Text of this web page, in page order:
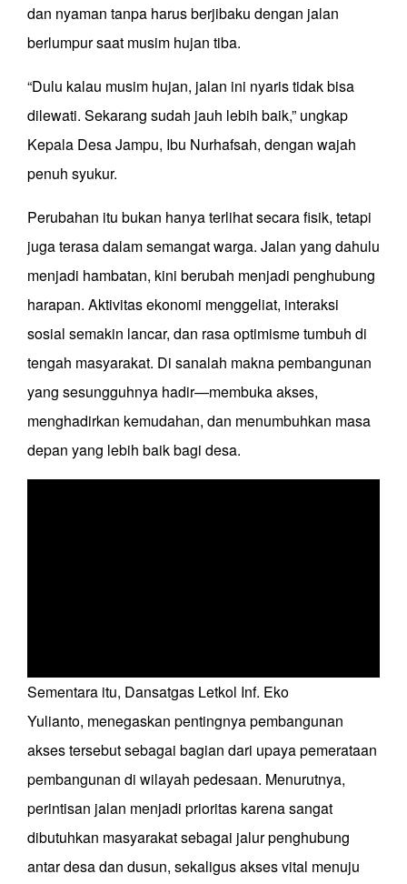
dan nyaman tanpa harus berjibaku dengan jalan
berlumpur saat musim hujan tiba.
“Dulu kalau musim hujan, jalan ini nyaris tidak bisa
dilewati. Sekarang sudah jauh lebih baik,” ungkap
Kepala Desa Jampu, Ibu Nurhafsah, dengan wajah
penuh syukur.
Perubahan itu bukan hanya terlihat secara fisik, tetapi
juga terasa dalam semangat warga. Jalan yang dahulu
menjadi hambatan, kini berubah menjadi penghubung
harapan. Aktivitas ekonomi menggeliat, interaksi
sosial semakin lancar, dan rasa optimisme tumbuh di
tengah masyarakat. Di sanalah makna pembangunan
yang sesungguhnya hadir—membuka akses,
menghadirkan kemudahan, dan menumbuhkan masa
depan yang lebih baik bagi desa.
Sementara itu, Dansatgas Letkol Inf. Eko
Yulianto, menegaskan pentingnya pembangunan
akses tersebut sebagai bagian dari upaya pemerataan
pembangunan di wilayah pedesaan. Menurutnya,
perintisan jalan menjadi prioritas karena sangat
dibutuhkan masyarakat sebagai jalur penghubung
antar desa dan dusun, sekaligus akses vital menuju